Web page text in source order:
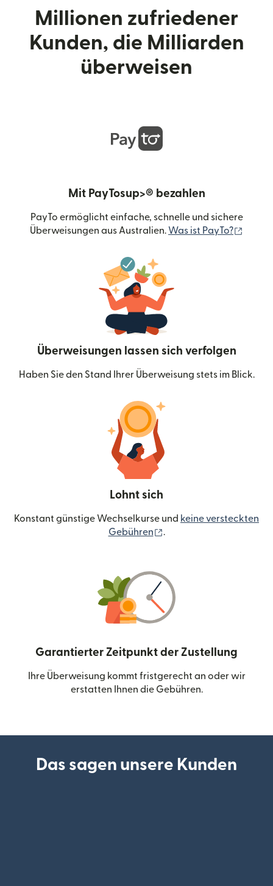
Millionen zufriedener
Kunden, die Milliarden
überweisen
Mit PayTosup>® bezahlen
PayTo ermöglicht einfache, schnelle und sichere
Überweisungen aus Australien. Was ist PayTo?
Überweisungen lassen sich verfolgen
Haben Sie den Stand Ihrer Überweisung stets im Blick.
Lohnt sich
Konstant günstige Wechselkurse und keine versteckten
Gebühren
.
Garantierter Zeitpunkt der Zustellung
Ihre Überweisung kommt fristgerecht an oder wir
erstatten Ihnen die Gebühren.
Das sagen unsere Kunden